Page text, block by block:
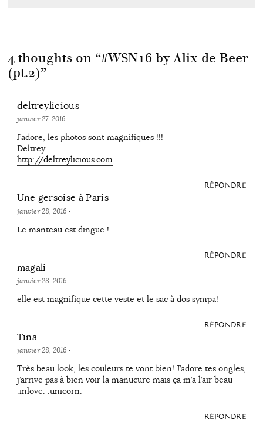
4 thoughts on “#WSN16 by Alix de Beer
(pt.2)”
deltreylicious
janvier 27, 2016 ·
J’adore, les photos sont magnifiques !!!
Deltrey
http://deltreylicious.com
RÉPONDRE
Une gersoise à Paris
janvier 28, 2016 ·
Le manteau est dingue !
RÉPONDRE
magali
janvier 28, 2016 ·
elle est magnifique cette veste et le sac à dos sympa!
RÉPONDRE
Tina
janvier 28, 2016 ·
Très beau look, les couleurs te vont bien! J’adore tes ongles,
j’arrive pas à bien voir la manucure mais ça m’a l’air beau
:inlove: :unicorn:
RÉPONDRE